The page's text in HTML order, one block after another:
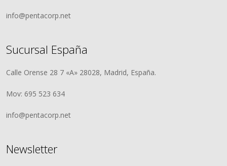
info@pentacorp.net
Sucursal España
Calle Orense 28 7 «A» 28028, Madrid, España.
Mov: 695 523 634
info@pentacorp.net
Newsletter